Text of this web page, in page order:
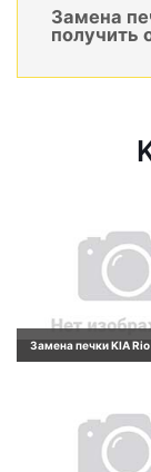
Замена
получить
Замена печки KIA